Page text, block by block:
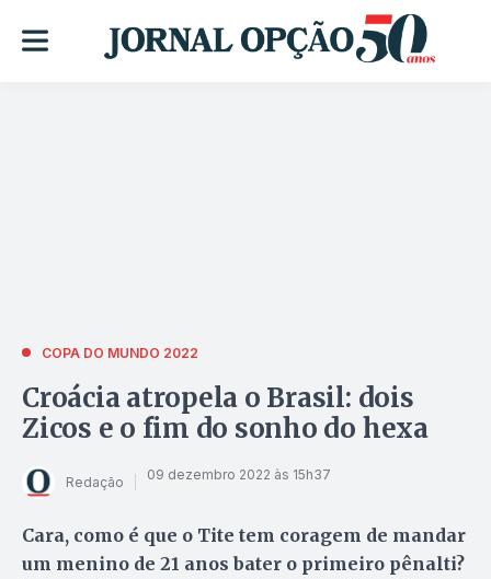
COPA DO MUNDO 2022
Croácia atropela o Brasil: dois
Zicos e o fim do sonho do hexa
Redação 09 dezembro 2022 às 15h37
Cara, como é que o Tite tem coragem de mandar
um menino de 21 anos bater o primeiro pênalti?